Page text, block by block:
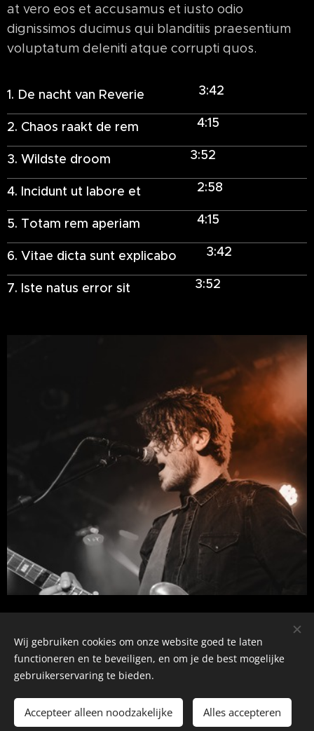
at vero eos et accusamus et iusto odio
dignissimos ducimus qui blanditiis praesentium
voluptatum deleniti atque corrupti quos.
1. De nacht van Reverie 3:42
2. Chaos raakt de rem 4:15
3. Wildste droom 3:52
4. Incidunt ut labore et 2:58
5. Totam rem aperiam 4:15
6. Vitae dicta sunt explicabo 3:42
7. Iste natus error sit 3:52
Kamerverhuur Hoeke - 0032476287620
Mogelijk gemaakt door
Webnode Cookies
Wij gebruiken cookies om onze website goed te laten
functioneren en te beveiligen, en om je de best mogelijke
gebruikerservaring te bieden.
Accepteer alleen noodzakelijke Alles accepteren